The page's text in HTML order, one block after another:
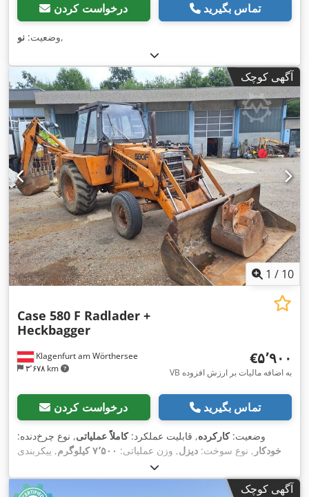
درخواست کردن تماس بگیرید
وضعیت: نو ,
آگهی کوچک
1 / 10
Klagenfurt am Wörthersee
۳٬۶۷۸ km
Case 580 F Radlader +
Heckbagger
‎€۵٬۹۰۰
VB به اضافه مالیات بر ارزش افزوده
درخواست کردن تماس بگیرید
وضعیت:کارکرده, قابلیت عملکرد:کاملاً عملیاتی, نوع چرخ‌دنده:
خودکار , نوع سوخت: دیزل, وزن عملیاتی: ۷٬۵۰۰ کیلوگرم
, پیکربندی
, سال ساخت:
هیدرولیک,
آگهی کوچک